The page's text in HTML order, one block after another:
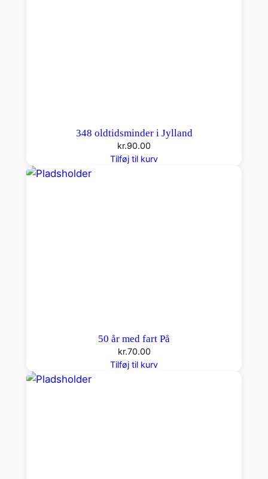
348 oldtidsminder i Jylland
kr.90.00
Tilføj til kurv
50 år med fart På
kr.70.00
Tilføj til kurv